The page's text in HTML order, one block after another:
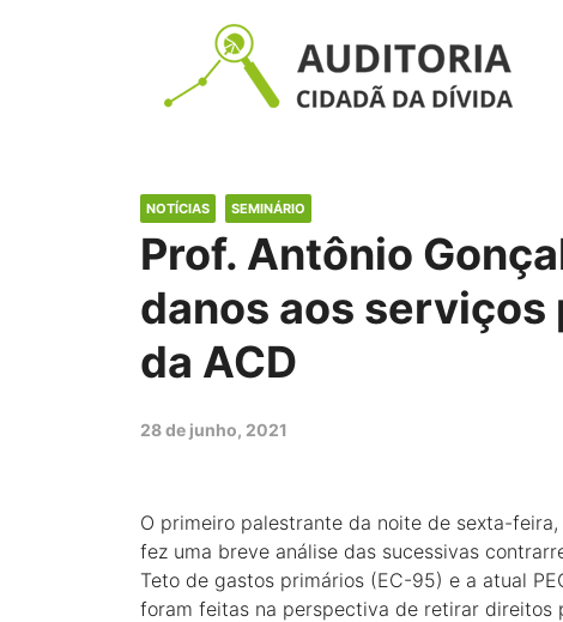
NOTÍCIAS SEMINÁRIO
Prof. Antônio
danos aos serviços
da ACD
28 de junho, 2021
O primeiro palestrante da noite de sexta-
fez uma breve análise das sucessivas
Teto de gastos primários (EC-95) e a atual
foram feitas na perspectiva de retirar direitos